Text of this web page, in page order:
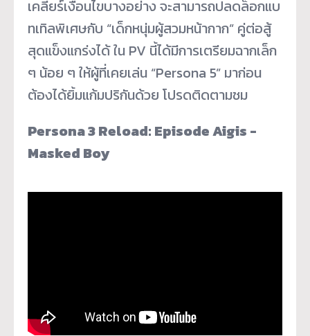
เคลียร์เงื่อนไขบางอย่าง จะสามารถปลดล็อกแบ
ทเทิลพิเศษกับ “เด็กหนุ่มผู้สวมหน้ากาก” คู่ต่อสู้
สุดแข็งแกร่งได้ ใน PV นี้ได้มีการเตรียมฉากเล็ก
ๆ น้อย ๆ ให้ผู้ที่เคยเล่น “Persona 5” มาก่อน
ต้องได้ยิ้มแก้มปริกันด้วย โปรดติดตามชม
Persona 3 Reload: Episode Aigis -
Masked Boy